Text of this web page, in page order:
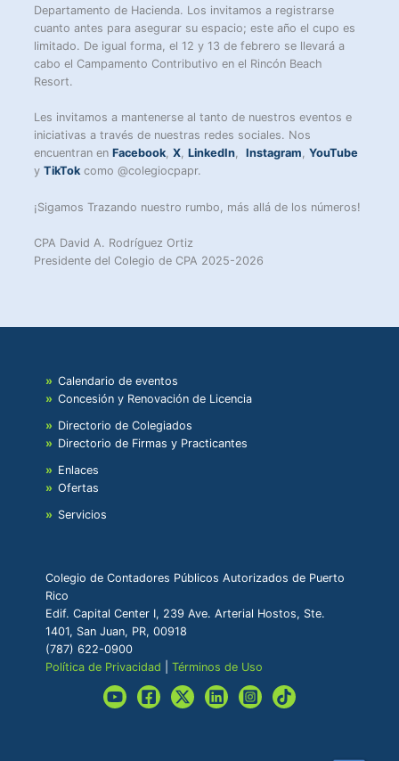
Departamento de Hacienda. Los invitamos a registrarse
cuanto antes para asegurar su espacio; este año el cupo es
limitado. De igual forma, el 12 y 13 de febrero se llevará a
cabo el Campamento Contributivo en el Rincón Beach
Resort.
Les invitamos a mantenerse al tanto de nuestros eventos e
iniciativas a través de nuestras redes sociales. Nos
encuentran enFacebook,X,LinkedIn, Instagram,YouTube
yTikTok como @colegiocpapr.
¡Sigamos Trazando nuestro rumbo, más allá de los números!
CPA David A. Rodríguez Ortiz
Presidente del Colegio de CPA 2025-2026
Calendario de eventos
Concesión y Renovación de Licencia
Directorio de Colegiados
Directorio de Firmas y Practicantes
Enlaces
Ofertas
Servicios
Colegio de Contadores Públicos Autorizados de Puerto
Rico
Edif. Capital Center I, 239 Ave. Arterial Hostos, Ste.
1401, San Juan, PR, 00918
(787) 622-0900
Política de Privacidad |Términos de Uso